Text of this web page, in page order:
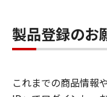
製品登録のお
これまでの商品情報